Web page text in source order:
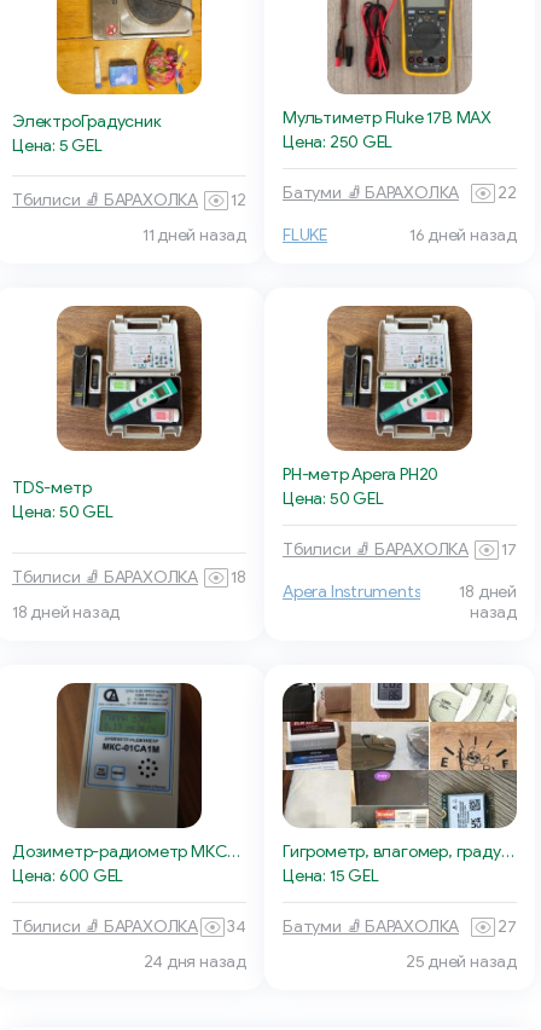
ЭлектроГрадусник
Цена: 5 GEL
Тбилиси 🧦 БАРАХОЛКА
12
11 дней назад
Мультиметр Fluke 17B MAX
Цена: 250 GEL
Батуми 🧦 БАРАХОЛКА 22
FLUKE 16 дней назад
TDS-метр
Цена: 50 GEL
Тбилиси 🧦 БАРАХОЛКА
18
18 дней назад
PH-метр Apera PH20
Цена: 50 GEL
Тбилиси 🧦 БАРАХОЛКА 17
Apera Instruments
18 дней
назад
Дозиметр-радиометр МКС-01СА1М
Цена: 600 GEL
Тбилиси 🧦 БАРАХОЛКА
34
24 дня назад
Гигрометр, влагомер, градусник
Цена: 15 GEL
Батуми 🧦 БАРАХОЛКА
27
25 дней назад